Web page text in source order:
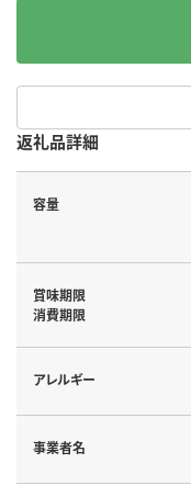
返礼品詳細
容量
賞味期限
消費期限
アレルギー
事業者名